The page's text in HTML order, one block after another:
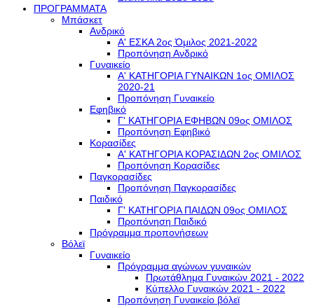
ΠΡΟΓΡΑΜΜΑΤΑ
Μπάσκετ
Ανδρικό
Α' ΕΣΚΑ 2ος Όμιλος 2021-2022
Προπόνηση Ανδρικό
Γυναικείο
Α' ΚΑΤΗΓΟΡΙΑ ΓΥΝΑΙΚΩΝ 1ος ΟΜΙΛΟΣ
2020-21
Προπόνηση Γυναικείο
Εφηβικό
Γ' ΚΑΤΗΓΟΡΙΑ ΕΦΗΒΩΝ 09ος ΟΜΙΛΟΣ
Προπόνηση Εφηβικό
Κορασίδες
Α' ΚΑΤΗΓΟΡΙΑ ΚΟΡΑΣΙΔΩΝ 2ος ΟΜΙΛΟΣ
Προπόνηση Κορασίδες
Παγκορασίδες
Προπόνηση Παγκορασίδες
Παιδικό
Γ' ΚΑΤΗΓΟΡΙΑ ΠΑΙΔΩΝ 09ος ΟΜΙΛΟΣ
Προπόνηση Παιδικό
Πρόγραμμα προπονήσεων
Βόλεϊ
Γυναικείο
Πρόγραμμα αγώνων γυναικών
Πρωτάθλημα Γυναικών 2021 - 2022
Κύπελλο Γυναικών 2021 - 2022
Προπόνηση Γυναικείο βόλεϊ